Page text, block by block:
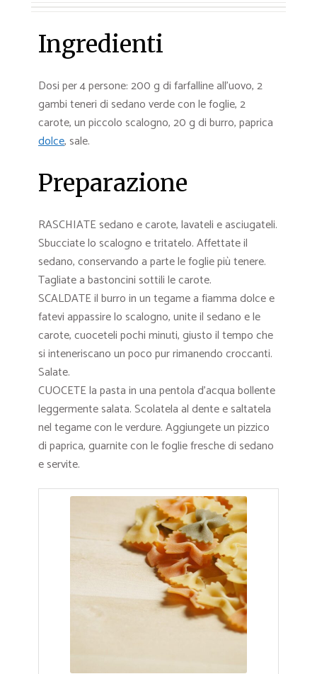
Ingredienti
Dosi per 4 persone: 200 g di farfalline all’uovo, 2
gambi teneri di sedano verde con le foglie, 2
carote, un piccolo scalogno, 20 g di burro, paprica
dolce, sale.
Preparazione
RASCHIATE sedano e carote, lavateli e asciugateli.
Sbucciate lo scalogno e tritatelo. Affettate il
sedano, conservando a parte le foglie più tenere.
Tagliate a bastoncini sottili le carote.
SCALDATE il burro in un tegame a fiamma dolce e
fatevi appassire lo scalogno, unite il sedano e le
carote, cuoceteli pochi minuti, giusto il tempo che
si inteneriscano un poco pur rimanendo croccanti.
Salate.
CUOCETE la pasta in una pentola d’acqua bollente
leggermente salata. Scolatela al dente e saltatela
nel tegame con le verdure. Aggiungete un pizzico
di paprica, guarnite con le foglie fresche di sedano
e servite.